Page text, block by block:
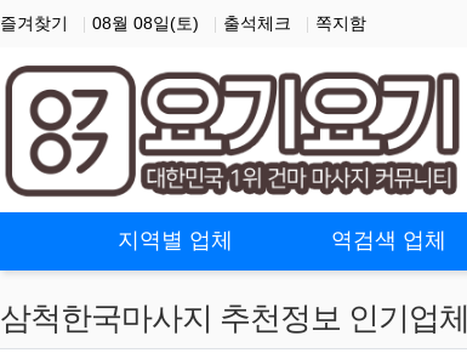
즐겨찾기 08월 08일(토) 출석체크 쪽지함
지역별 업체 역검색 업체
삼척한국마사지 추천정보 인기업체